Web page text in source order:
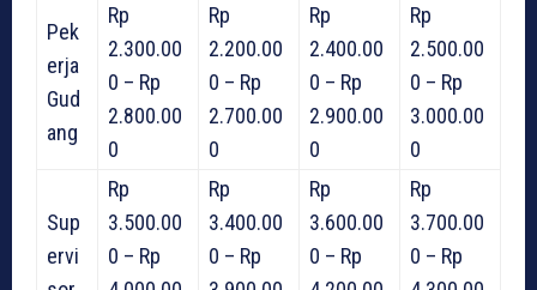
Pek
erja
Gud
ang
Rp
2.300.00
0 – Rp
2.800.00
0
Rp
2.200.00
0 – Rp
2.700.00
0
Rp
2.400.00
0 – Rp
2.900.00
0
Rp
2.500.00
0 – Rp
3.000.00
0
Sup
ervi
Rp
3.500.00
0 – Rp
Rp
3.400.00
0 – Rp
Rp
3.600.00
0 – Rp
Rp
3.700.00
0 – Rp